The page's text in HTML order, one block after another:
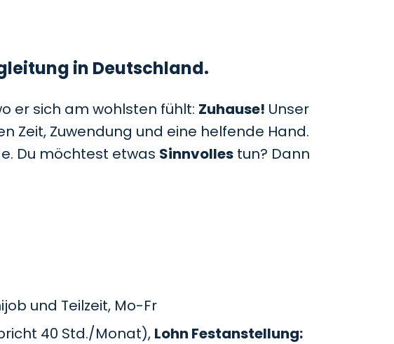
in Deutschland.
er sich am wohlsten fühlt: Zuhause! Unser
Zeit, Zuwendung und eine helfende Hand.
Du möchtest etwas Sinnvolles tun? Dann
und Teilzeit, Mo-Fr
40 Std./Monat), Lohn Festanstellung: